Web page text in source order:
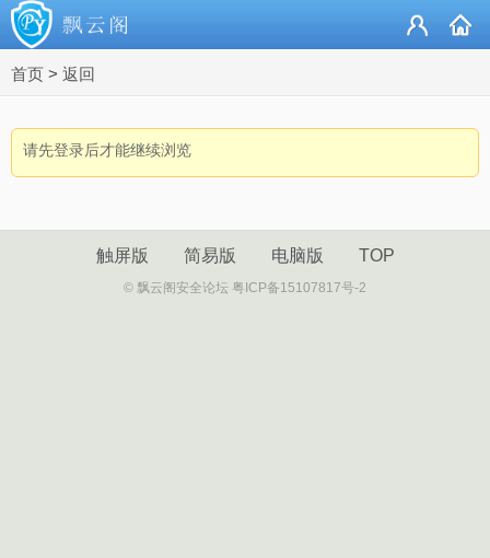
首页 > 返回
请先登录后才能继续浏览
触屏版 简易版 电脑版 TOP
© 飘云阁安全论坛 粤ICP备15107817号-2